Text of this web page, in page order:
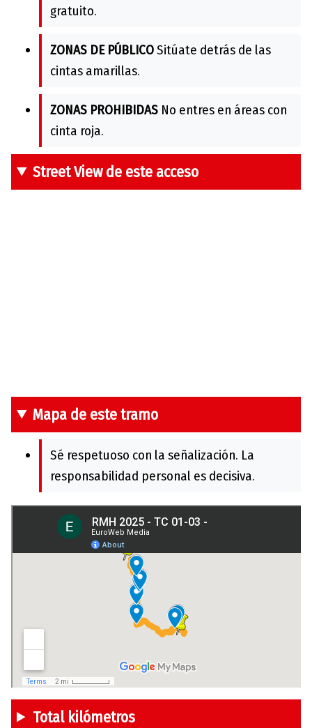
gratuito.
ZONAS DE PÚBLICOSitúate detrás de las
cintas amarillas.
ZONAS PROHIBIDAS No entres en áreas con
cinta roja.
Street View de este acceso
Mapa de este tramo
Sé respetuoso con la señalización. La
responsabilidad personal es decisiva.
Total kilómetros